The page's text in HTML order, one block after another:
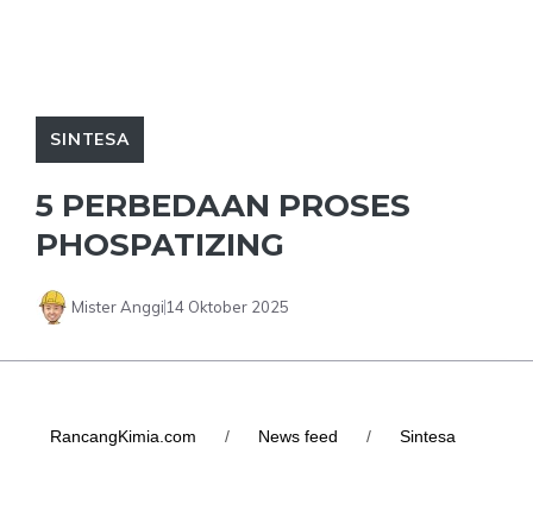
SINTESA
5 PERBEDAAN PROSES
PHOSPATIZING
Mister Anggi 14 Oktober 2025
RancangKimia.com / News feed / Sintesa